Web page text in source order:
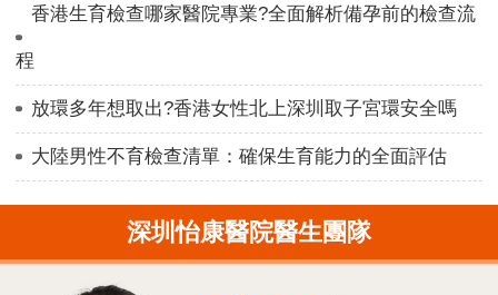
香港生育檢查哪家醫院專業?全面解析備孕前的檢查流
程
放環多年想取出?香港女性北上深圳取子宮環安全嗎
大陸男性不育檢查清單：確保生育能力的全面評估
深圳怡康醫院醫生團隊